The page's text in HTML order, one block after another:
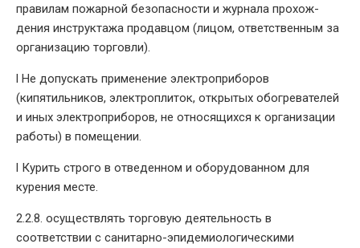
правилам пожарной безопасности и журнала прохож-
дения инструктажа продавцом (лицом, ответственным за
организацию торговли).
l Не допускать применение электроприборов
(кипятильников, электроплиток, открытых обогревателей
и иных электроприборов, не относящихся к организации
работы) в помещении.
l Курить строго в отведенном и оборудованном для
курения месте.
2.2.8. осуществлять торговую деятельность в
соответствии с санитарно-эпидемиологическими